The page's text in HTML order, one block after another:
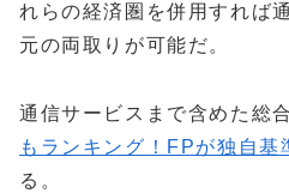
れらの経済圏を併用すれば
元の両取りが可能だ。
通信サービスまで含めた総
もランキング！FPが独自基
る。